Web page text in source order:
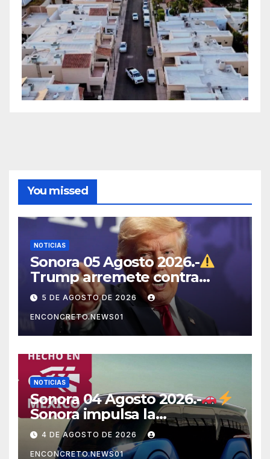
You missed
NOTICIAS
Sonora 05 Agosto 2026.-
Trump arremete contra
México, Canadá y otras
potencias por supuestos
abusos comerciales
5 DE AGOSTO DE 2026
ENCONCRETO.NEWS01
NOTICIAS
Sonora 04 Agosto 2026.-
Sonora impulsa la
electromovilidad con
«Beyond», un vehículo
4 DE AGOSTO DE 2026
ENCONCRETO.NEWS01